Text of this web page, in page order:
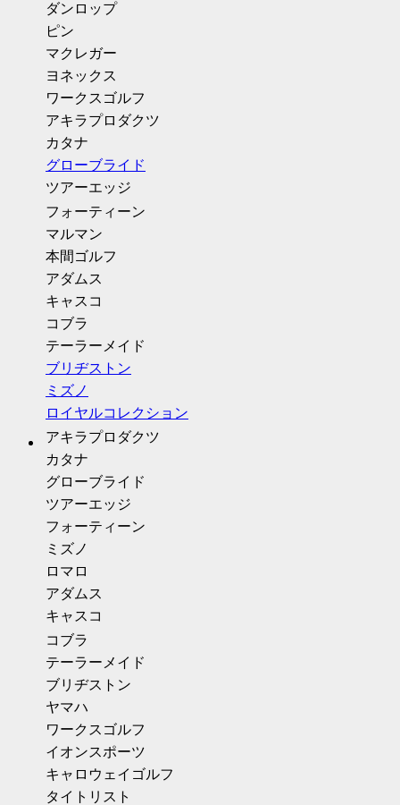
ダンロップ
ピン
マクレガー
ヨネックス
ワークスゴルフ
アキラプロダクツ
カタナ
グローブライド
ツアーエッジ
フォーティーン
マルマン
本間ゴルフ
アダムス
キャスコ
コブラ
テーラーメイド
ブリヂストン
ミズノ
ロイヤルコレクション
アキラプロダクツ
カタナ
グローブライド
ツアーエッジ
フォーティーン
ミズノ
ロマロ
アダムス
キャスコ
コブラ
テーラーメイド
ブリヂストン
ヤマハ
ワークスゴルフ
イオンスポーツ
キャロウェイゴルフ
タイトリスト